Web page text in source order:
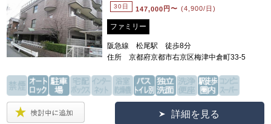
30日 147,000 円〜 (4,900/日)
ファミリー
阪急線 松尾駅 徒歩8分
住所 京都府京都市右京区梅津中倉町33-5
詳細を見る